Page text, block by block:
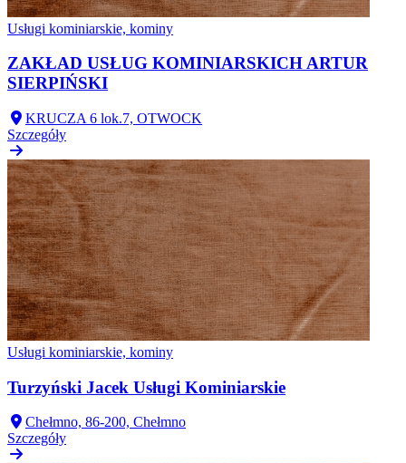
Usługi kominiarskie, kominy
ZAKŁAD USŁUG KOMINIARSKICH ARTUR
SIERPIŃSKI
KRUCZA 6 lok.7, OTWOCK
Szczegóły
Usługi kominiarskie, kominy
Turzyński Jacek Usługi Kominiarskie
Chełmno, 86-200, Chełmno
Szczegóły